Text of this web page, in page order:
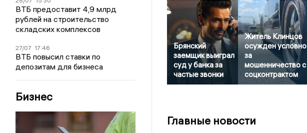
ВТБ предоставит 4,9 млрд
рублей на строительство
складских комплексов
27/07 17:46
ВТБ повысил ставки по
депозитам для бизнеса
Бизнес
Брянский
заемщик выиграл
суд у банка за
частые звонки
Житель Клинцов
осужден условно
за
мошенничество с
соцконтрактом
Главные новости